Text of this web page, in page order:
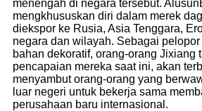
menengah di negara tersebut.
mengkhususkan diri dalam merek
diekspor ke Rusia, Asia Tenggara,
negara dan wilayah. Sebagai pelopor
bahan dekoratif, orang-orang Jixiang
pencapaian mereka saat ini, akan
menyambut orang-orang yang
luar negeri untuk bekerja sama
perusahaan baru internasional.